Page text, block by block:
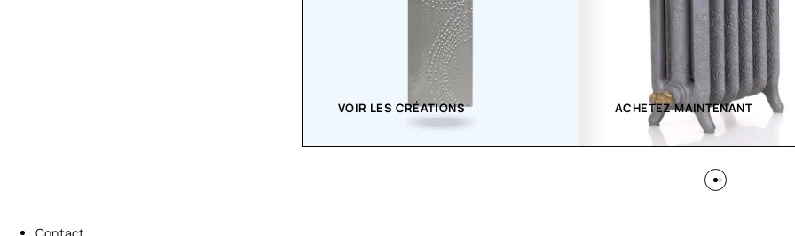
VOIR LES CRÉATIONS ACHETEZ MAINTENANT